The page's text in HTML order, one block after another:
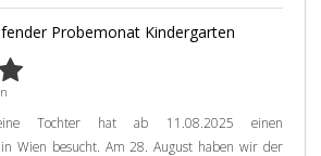
Probemonat Kindergarten
Tochter hat ab 11.08.2025 einen
Wien besucht. Am 28. August haben wir der